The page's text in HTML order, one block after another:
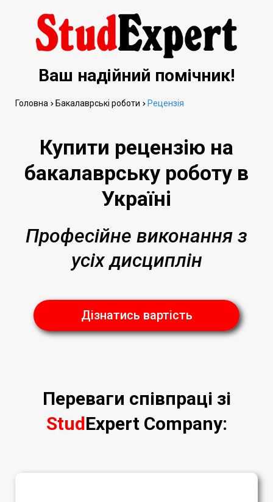
Ваш надійний помічник!
Купити рецензію на
бакалаврську роботу в
Україні
Професійне виконання з
усіх дисциплін
Дізнатись вартість
Головна Бакалаврські роботи Рецензія
Переваги співпраці зі
StudExpert Company: